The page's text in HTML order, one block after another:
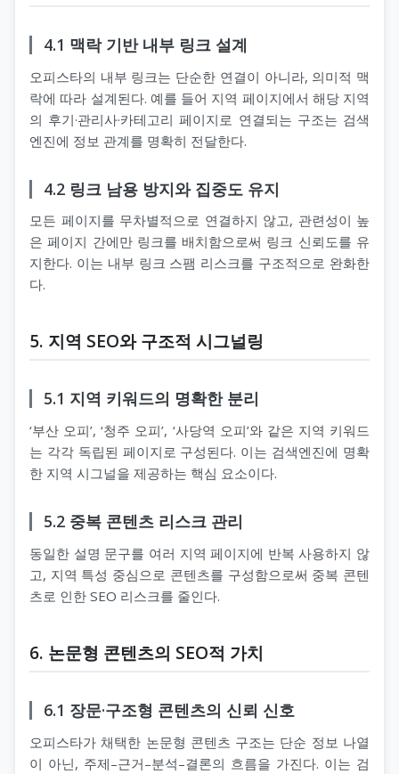
4.1 맥락 기반 내부 링크 설계
오피스타의 내부 링크는 단순한 연결이 아니라, 의미적 맥
락에 따라 설계된다. 예를 들어 지역 페이지에서 해당 지역
의 후기·관리사·카테고리 페이지로 연결되는 구조는 검색
엔진에 정보 관계를 명확히 전달한다.
4.2 링크 남용 방지와 집중도 유지
모든 페이지를 무차별적으로 연결하지 않고, 관련성이 높
은 페이지 간에만 링크를 배치함으로써 링크 신뢰도를 유
지한다. 이는 내부 링크 스팸 리스크를 구조적으로 완화한
다.
5. 지역 SEO와 구조적 시그널링
5.1 지역 키워드의 명확한 분리
‘부산 오피’, ‘청주 오피’, ‘사당역 오피’와 같은 지역 키워드
는 각각 독립된 페이지로 구성된다. 이는 검색엔진에 명확
한 지역 시그널을 제공하는 핵심 요소이다.
5.2 중복 콘텐츠 리스크 관리
동일한 설명 문구를 여러 지역 페이지에 반복 사용하지 않
고, 지역 특성 중심으로 콘텐츠를 구성함으로써 중복 콘텐
츠로 인한 SEO 리스크를 줄인다.
6. 논문형 콘텐츠의 SEO적 가치
6.1 장문·구조형 콘텐츠의 신뢰 신호
오피스타가 채택한 논문형 콘텐츠 구조는 단순 정보 나열
이 아닌, 주제–근거–분석–결론의 흐름을 가진다. 이는 검